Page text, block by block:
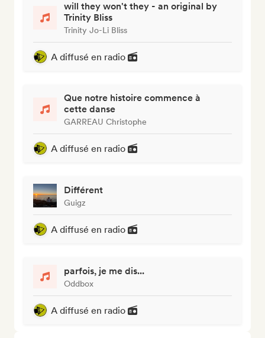
will they won't they - an original by
Trinity Bliss
Trinity Jo-Li Bliss
A diffusé en radio
Que notre histoire commence à
cette danse
GARREAU Christophe
A diffusé en radio
Différent
Guigz
A diffusé en radio
parfois, je me dis...
Oddbox
A diffusé en radio